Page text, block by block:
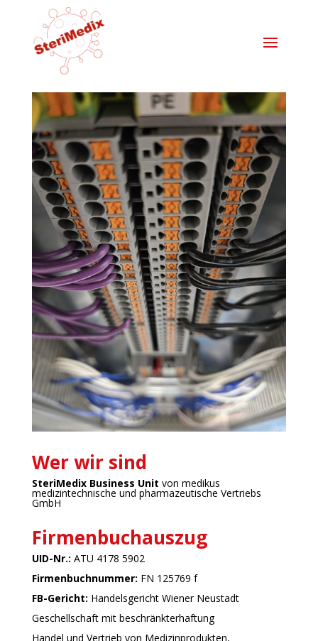
Wer wir sind
SteriMedix Business Unit von medikus
medizintechnische und pharmazeutische Vertriebs
GmbH
Firmenbuchauszug
UID-Nr.: ATU 4178 5902
Firmenbuchnummer: FN 125769 f
FB-Gericht: Handelsgericht Wiener Neustadt
Geschellschaft mit beschränkterhaftung
Handel und Vertrieb von Medizinprodukten,